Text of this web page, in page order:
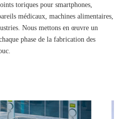
toriques pour smartphones,
médicaux, machines alimentaires,
Nous mettons en œuvre un
phase de la fabrication des